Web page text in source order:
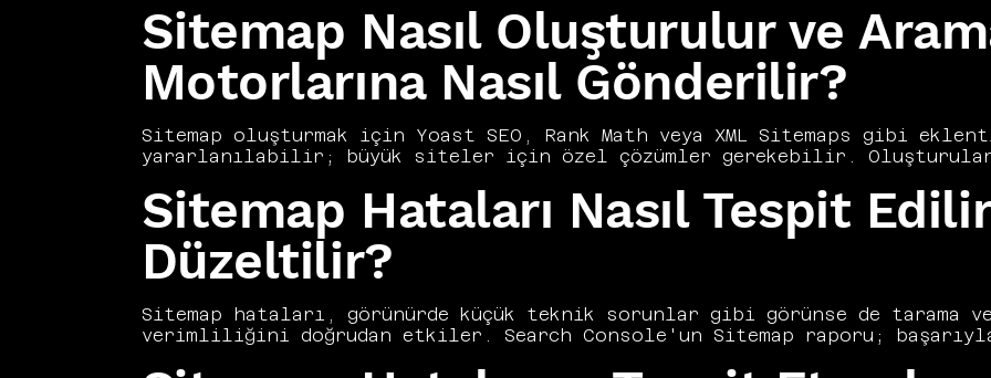
Vers Consultancy, sitemap yapısını gereksiz URL'lerden arındırılmış,
çıkaran ve düzenli güncellenen bir format olarak yapılandırır. Hatalı
sitemap sunucunun tarama bütçesini verimsiz kullanmasına yol açabilir. Bu
sitemap'in nasıl oluşturulacağını ve arama motorlarına nasıl sunulacağını
açıklıyoruz.
Sitemap Nasıl Oluşturulur ve
Motorlarına Nasıl Gönderilir?
Sitemap oluşturmak için Yoast SEO, Rank Math veya XML Sitemaps gibi
yararlanılabilir; büyük siteler için özel çözümler gerekebilir. Oluşturulan
gönderilmelidir. Vers Consultancy olarak sitemap yönetimini indeksleme
bir parçası olarak ele alıyoruz. Sitemap'in yalnızca indekslenmesini
erişilebilir URL'leri içermesi gerekir. Düzenli güncelleme ve doğrulama,
etkinliğini korumasını sağlar. Doğru yapılandırılmış bir sitemap, yeni
motorlarına daha hızlı bildirilmesini mümkün kılar.
Sitemap Hataları Nasıl Tespit
Düzeltilir?
Sitemap hataları, görünürde küçük teknik sorunlar gibi görünse de tarama
verimliliğini doğrudan etkiler. Search Console'un Sitemap raporu;